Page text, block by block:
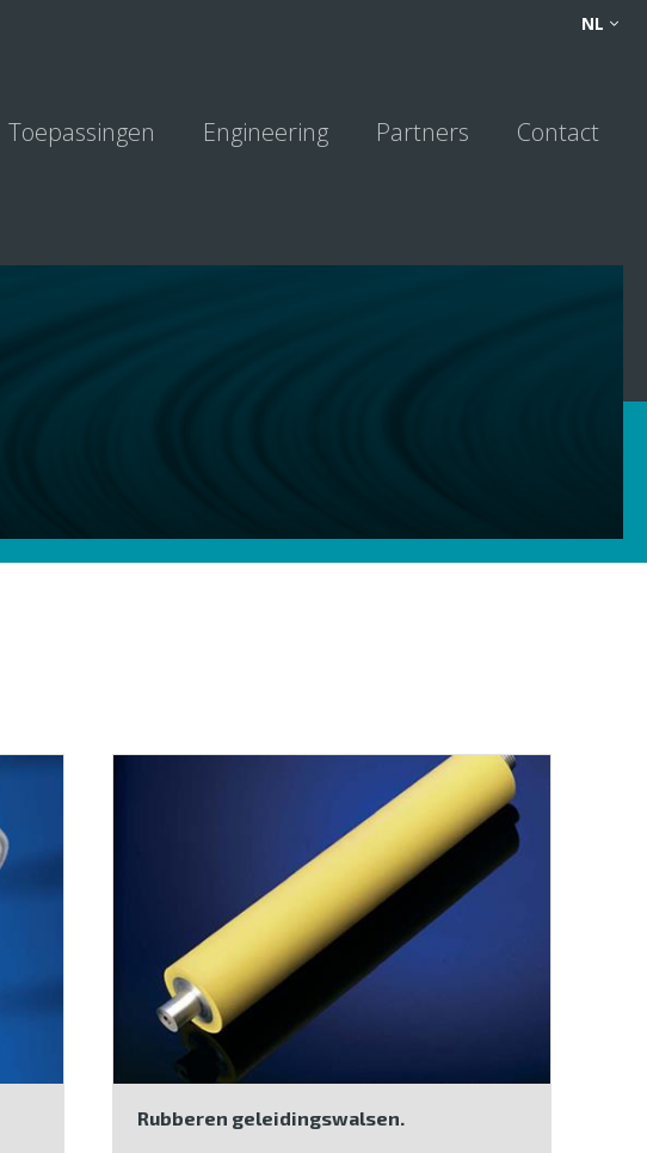
NL
FRNL
Toepassingen Engineering Partners Contact
Rubberen geleidingswalsen.